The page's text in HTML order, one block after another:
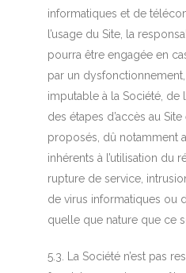
informatiques et de
l’usage du Site, la
pourra être engagée en
par un
imputable à la Société, de
des étapes d’accès au
proposés, dû notamment
inhérents à l’utilisation du
rupture de service,
de virus informatiques ou
quelle que nature que ce
5.3. La Société n’est pas